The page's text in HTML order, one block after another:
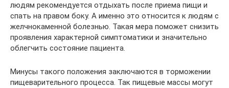
людям рекомендуется отдыхать после приема пищи и
спать на правом боку. А именно это относится к людям с
желчнокаменной болезнью. Такая мера поможет снизить
проявления характерной симптоматики и значительно
облегчить состояние пациента.
Минусы такого положения заключаются в торможении
пищеварительного процесса. Так пищевые массы могут